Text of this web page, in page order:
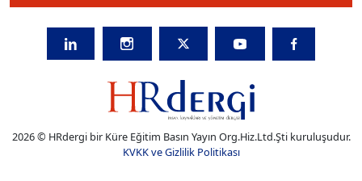
2026 © HRdergi bir Küre Eğitim Basın Yayın Org.Hiz.Ltd.Şti kuruluşudur.
KVKK ve Gizlilik Politikası